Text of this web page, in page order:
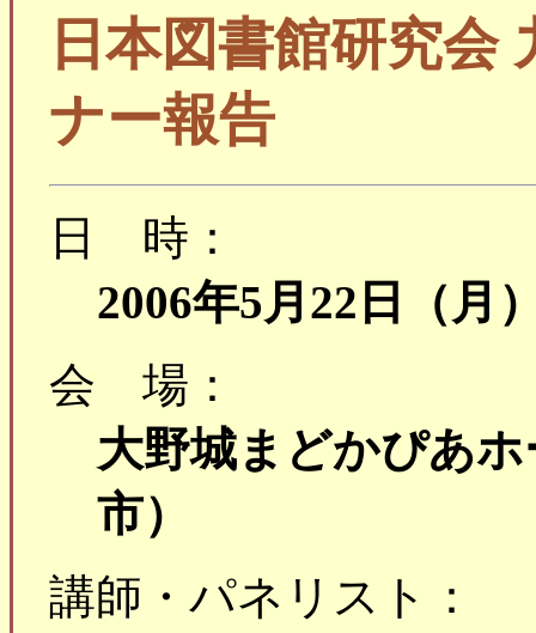
日本図書館研究会
ナー報告
日 時：
2006年5月22日（月
会 場：
大野城まどかぴあ
市）
講師・パネリスト：